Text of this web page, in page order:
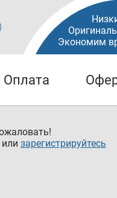
Экономим
или зарегистрируйтесь